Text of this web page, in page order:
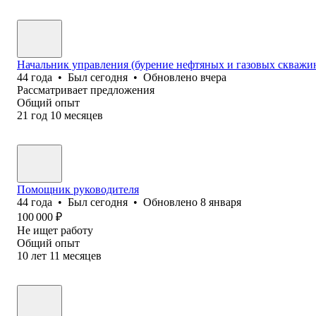
Начальник управления (бурение нефтяных и газовых
44 года • Был сегодня • Обновлено вчера
Рассматривает предложения
Общий опыт
21 год 10 месяцев
Помощник руководителя
44 года • Был сегодня • Обновлено 8 января
100 000 ₽
Не ищет работу
Общий опыт
10 лет 11 месяцев